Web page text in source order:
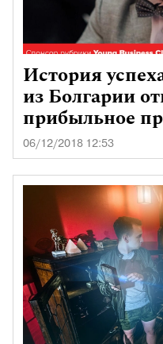
История
из Болгарии
прибыльное
06/12/2018 12:53